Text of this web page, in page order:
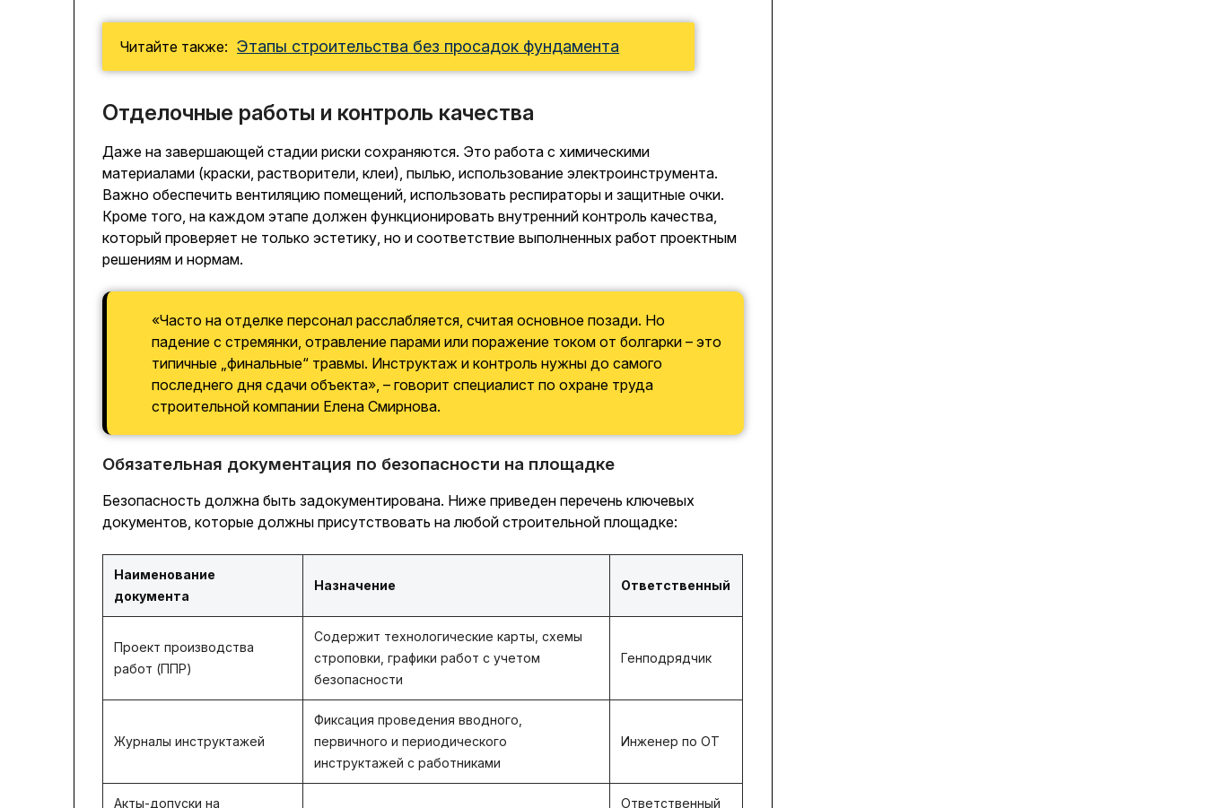
Читайте также: Этапы строительства без просадок фундамента
Отделочные работы и контроль качества
Даже на завершающей стадии риски сохраняются. Это работа с химическими
материалами (краски, растворители, клеи), пылью, использование электроинструмента.
Важно обеспечить вентиляцию помещений, использовать респираторы и защитные очки.
Кроме того, на каждом этапе должен функционировать внутренний контроль качества,
который проверяет не только эстетику, но и соответствие выполненных работ проектным
решениям и нормам.
«Часто на отделке персонал расслабляется, считая основное позади. Но
падение с стремянки, отравление парами или поражение током от болгарки – это
типичные „финальные“ травмы. Инструктаж и контроль нужны до самого
последнего дня сдачи объекта», – говорит специалист по охране труда
строительной компании Елена Смирнова.
Обязательная документация по безопасности на площадке
Безопасность должна быть задокументирована. Ниже приведен перечень ключевых
документов, которые должны присутствовать на любой строительной площадке:
Наименование
документа
Назначение Ответственный
Проект производства
работ (ППР)
Содержит технологические карты, схемы
строповки, графики работ с учетом
безопасности
Генподрядчик
Журналы инструктажей
Фиксация проведения вводного,
первичного и периодического
инструктажей с работниками
Инженер по ОТ
Акты-допуски на Ответственный